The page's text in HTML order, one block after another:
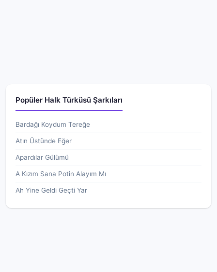
Popüler Halk Türküsü Şarkıları
Bardağı Koydum Tereğe
Atın Üstünde Eğer
Apardılar Gülümü
A Kızım Sana Potin Alayım Mı
Ah Yine Geldi Geçti Yar